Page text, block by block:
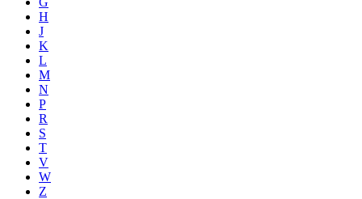
H
J
K
L
M
N
P
R
S
T
V
W
Z